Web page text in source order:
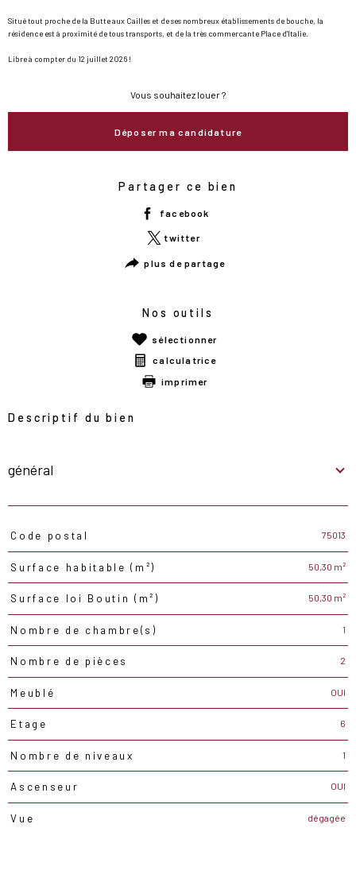
Situé tout proche de la Butte aux Cailles et de ses nombreux établissements de bouche, la
résidence est à proximité de tous transports, et de la très commercante Place d'Italie.
Libre à compter du 12 juillet 2026 !
Vous souhaitez louer ?
Déposer ma candidature
Partager ce bien
facebook
twitter
plus de partage
Nos outils
sélectionner
calculatrice
imprimer
Descriptif du bien
général
TRAD_PAMPERO_Caracteristique
Code postal 75013
Surface habitable (m²) 50,30 m²
Surface loi Boutin (m²) 50,30 m²
Nombre de chambre(s) 1
Nombre de pièces 2
Meublé OUI
Etage 6
Nombre de niveaux 1
Ascenseur OUI
Vue dégagée